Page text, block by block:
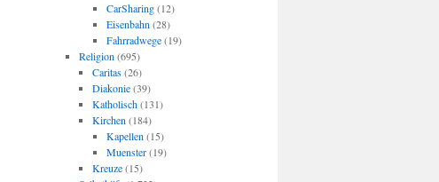
CarSharing(12)
Eisenbahn (28)
Fahrradwege(19)
Religion (695)
Caritas(26)
Diakonie(39)
Katholisch(131)
Kirchen (184)
Kapellen (15)
Muenster(19)
Kreuze(15)